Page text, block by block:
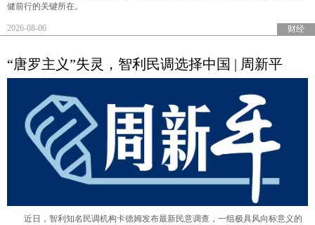
健前行的关键所在。
2026-08-06 财经
“唐罗主义”失灵，智利民调选择中国 | 周新平
近日，智利知名民调机构卡德姆发布最新民意调查，一组极具风向标意义的